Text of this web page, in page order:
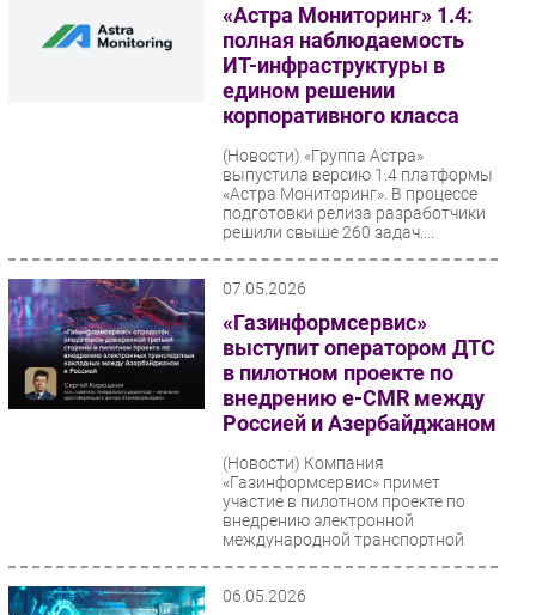
«Астра Мониторинг» 1.4:
полная наблюдаемость
ИТ-инфраструктуры в
едином решении
корпоративного класса
(Новости) «Группа Астра»
выпустила версию 1.4 платформы
«Астра Мониторинг». В процессе
подготовки релиза разработчики
решили свыше 260 задач....
07.05.2026
«Газинформсервис»
выступит оператором ДТС
в пилотном проекте по
внедрению e-CMR между
Россией и Азербайджаном
(Новости) Компания
«Газинформсервис» примет
участие в пилотном проекте по
внедрению электронной
международной транспортной
06.05.2026